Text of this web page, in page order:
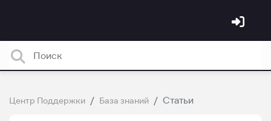
Центр Поддержки База знаний Статьи